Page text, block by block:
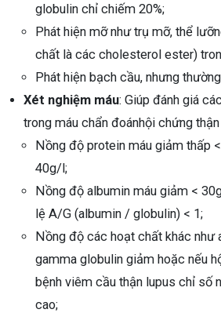
globulin chỉ chiếm 20%;
Phát hiện mỡ như trụ mỡ, thể
chất là các cholesterol ester)
Phát hiện bạch cầu, nhưng
Xét nghiệm máu: Giúp đánh giá
trong máu chẩn đoánhội chứng
Nồng độ protein máu giảm thấp
40g/l;
Nồng độ albumin máu giảm <
lệ A/G (albumin / globulin) < 1;
Nồng độ các hoạt chất khác như
gamma globulin giảm hoặc nếu
bệnh viêm cầu thận lupus chỉ số
cao;